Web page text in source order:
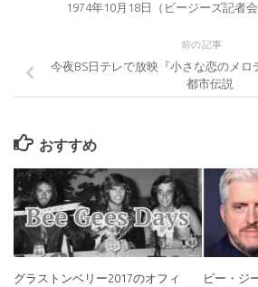
1974年10月18日（ビージーズ記者会
前の記事
今夜BS日テレで放映『小さな恋のメロ
都市伝説
おすすめ
グラストンベリー2017のオフィ
ビー・ジ